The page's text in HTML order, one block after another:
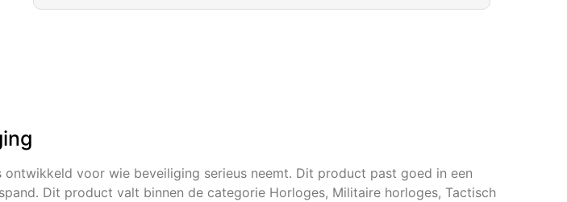
ontwikkeld voor wie beveiliging serieus neemt. Dit product past goed in een
Dit product valt binnen de categorie Horloges, Militaire horloges, Tactisch